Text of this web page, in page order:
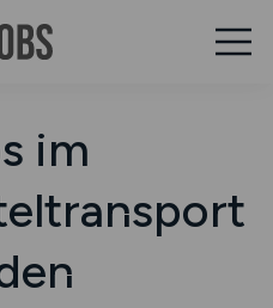
im